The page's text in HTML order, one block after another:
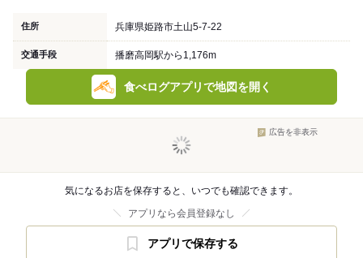
住所 兵庫県姫路市土山5-7-22
交通手段 播磨高岡駅から1,176m
食べログアプリで地図を開く
広告を非表示
気になるお店を保存すると、いつでも確認できます。
アプリなら会員登録なし
アプリで保存する